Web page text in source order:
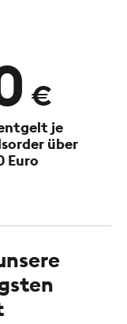
€
je
über
Euro